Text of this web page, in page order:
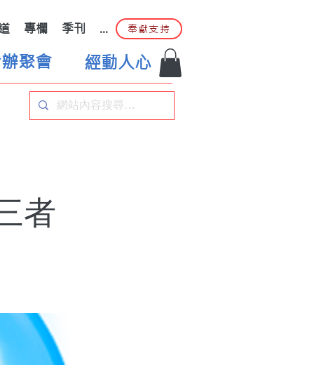
專欄 季刊 ... 奉獻支持
聚會 經動人心
者